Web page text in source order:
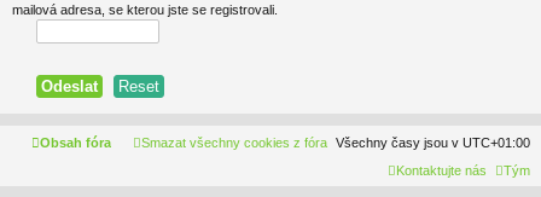
mailová adresa, se kterou jste se registrovali.
Obsah fóra Všechny časy jsou v UTC+01:00
Smazat všechny cookies z fóra
Tým
Kontaktujte nás